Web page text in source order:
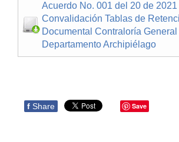
Acuerdo No. 001 del 20 de 2021
Convalidación Tablas de
Documental Contraloría General
Departamento Archipiélago
f Share Save